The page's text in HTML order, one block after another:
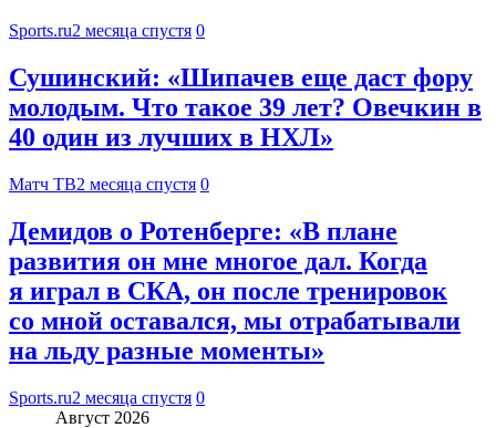
Sports.ru2 месяца спустя 0
Сушинский: «Шипачев еще даст фору
молодым. Что такое 39 лет? Овечкин в
40 один из лучших в НХЛ»
Матч ТВ2 месяца спустя 0
Демидов о Ротенберге: «В плане
развития он мне многое дал. Когда
я играл в СКА, он после тренировок
со мной оставался, мы отрабатывали
на льду разные моменты»
Sports.ru2 месяца спустя 0
Август 2026